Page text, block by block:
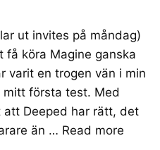
ut invites på måndag)
få köra Magine ganska
varit en trogen vän i min
mitt första test. Med
Deeped har rätt, det
än … Read more